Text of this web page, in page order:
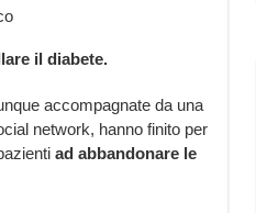
il diabete.
accompagnate da una
network, hanno finito per
ad abbandonare le